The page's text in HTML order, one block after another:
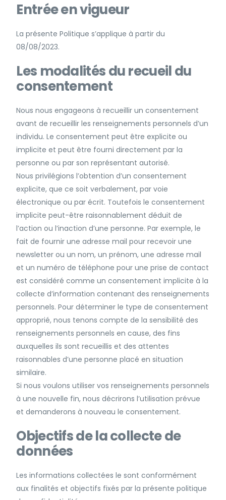
Entrée en vigueur
La présente Politique s’applique à partir du
08/08/2023.
Les modalités du recueil du
consentement
Nous nous engageons à recueillir un consentement
avant de recueillir les renseignements personnels d’un
individu. Le consentement peut être explicite ou
implicite et peut être fourni directement par la
personne ou par son représentant autorisé.
Nous privilégions l’obtention d’un consentement
explicite, que ce soit verbalement, par voie
électronique ou par écrit. Toutefois le consentement
implicite peut-être raisonnablement déduit de
l’action ou l’inaction d’une personne. Par exemple, le
fait de fournir une adresse mail pour recevoir une
newsletter ou un nom, un prénom, une adresse mail
et un numéro de téléphone pour une prise de contact
est considéré comme un consentement implicite à la
collecte d’information contenant des renseignements
personnels. Pour déterminer le type de consentement
approprié, nous tenons compte de la sensibilité des
renseignements personnels en cause, des fins
auxquelles ils sont recueillis et des attentes
raisonnables d’une personne placé en situation
similaire.
Si nous voulons utiliser vos renseignements personnels
à une nouvelle fin, nous décrirons l’utilisation prévue
et demanderons à nouveau le consentement.
Objectifs de la collecte de
données
Les informations collectées le sont conformément
aux finalités et objectifs fixés par la présente politique